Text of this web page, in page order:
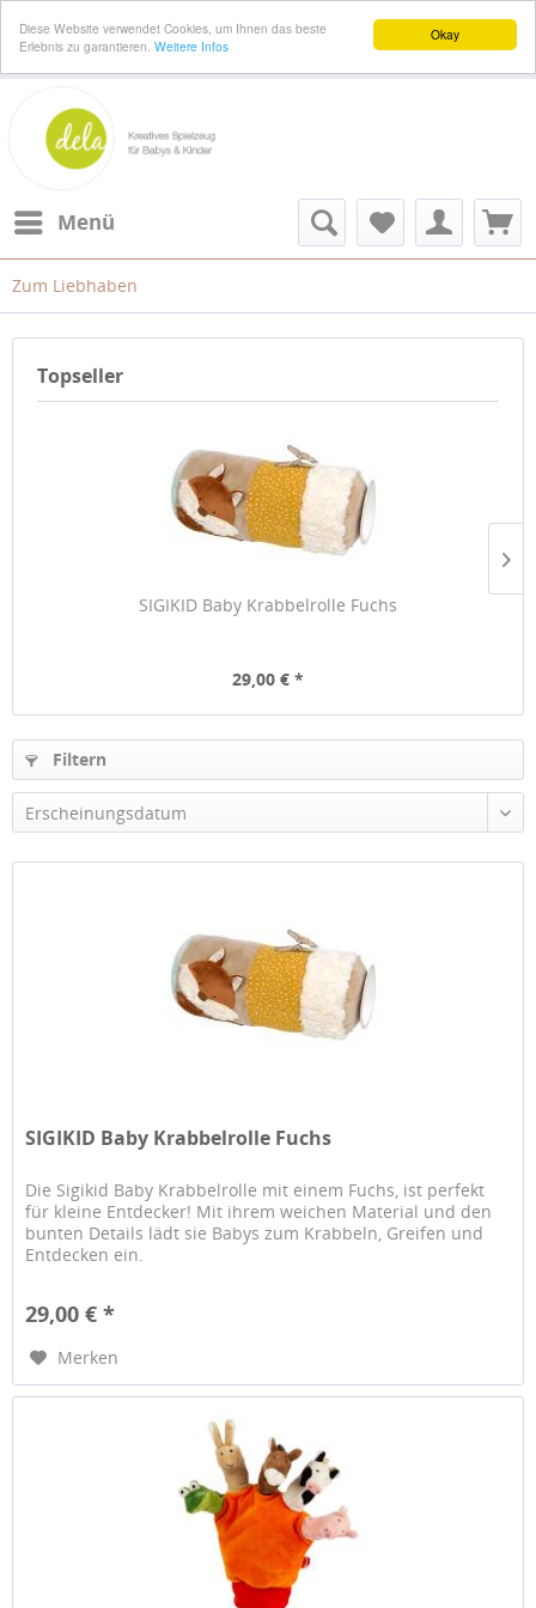
Okay
Diese Website verwendet Cookies, um Ihnen das beste
Erlebnis zu garantieren. Weitere Infos
Menü
Zum Liebhaben
Topseller
SIGIKID Baby Krabbelrolle Fuchs
29,00 € *
Filtern
Erscheinungsdatum
SIGIKID Baby Krabbelrolle Fuchs
Die Sigikid Baby Krabbelrolle mit einem Fuchs, ist perfekt
für kleine Entdecker! Mit ihrem weichen Material und den
bunten Details lädt sie Babys zum Krabbeln, Greifen und
Entdecken ein.
29,00 € *
Merken